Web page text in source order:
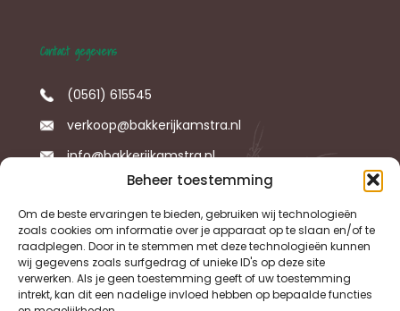
Beheer toestemming
Om de beste ervaringen te bieden, gebruiken wij technologieën
zoals cookies om informatie over je apparaat op te slaan en/of te
raadplegen. Door in te stemmen met deze technologieën kunnen
wij gegevens zoals surfgedrag of unieke ID's op deze site
verwerken. Als je geen toestemming geeft of uw toestemming
intrekt, kan dit een nadelige invloed hebben op bepaalde functies
Contact gegevens
(0561) 615545
verkoop@bakkerijkamstra.nl
info@bakkerijkamstra.nl
Social Media
Follow us